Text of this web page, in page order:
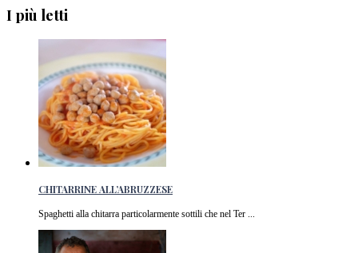
I più letti
CHITARRINE ALL’ABRUZZESE
Spaghetti alla chitarra particolarmente sottili che nel Ter ...